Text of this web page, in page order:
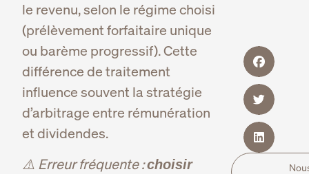
le revenu, selon le régime choisi
(prélèvement forfaitaire unique
ou barème progressif). Cette
différence de traitement
influence souvent la stratégie
d’arbitrage entre rémunération
et dividendes.
⚠️ Erreur fréquente :choisir